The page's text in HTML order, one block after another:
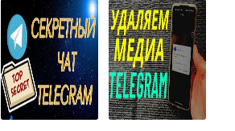
АНДРОИД